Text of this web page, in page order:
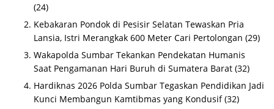
(24)
Kebakaran Pondok di Pesisir Selatan Tewaskan Pria
Lansia, Istri Merangkak 600 Meter Cari Pertolongan (29)
Wakapolda Sumbar Tekankan Pendekatan Humanis
Saat Pengamanan Hari Buruh di Sumatera Barat (32)
Hardiknas 2026 Polda Sumbar Tegaskan Pendidikan Jadi
Kunci Membangun Kamtibmas yang Kondusif (32)